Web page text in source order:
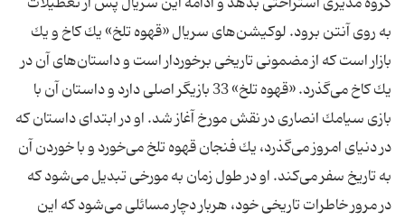
به روی آنتن برود. لوكیشن‌های سریال «قهوه تلخ» یك كاخ و یك
بازار است كه از مضمونی تاریخی برخوردار است و داستان‌های آن در
یك كاخ می‌گذرد. «قهوه تلخ» 33 بازیگر اصلی دارد و داستان آن با
بازی سیامك انصاری در نقش مورخ آغاز ‌شد. او در ابتدای داستان كه
در دنیای امروز می‌گذرد، یك فنجان قهوه تلخ می‌خورد و با خوردن آن
به تاریخ سفر می‌كند. او در طول زمان به مورخی تبدیل می‌شود كه
در مرور خاطرات تاریخی خود، هربار دچار مسائلی می‌شود كه این